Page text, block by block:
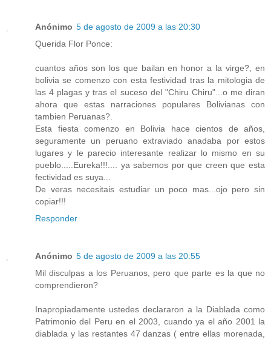
Anónimo 5 de agosto de 2009 a las 20:30
Querida Flor Ponce:
cuantos años son los que bailan en honor a la virge?, en
bolivia se comenzo con esta festividad tras la mitologia de
las 4 plagas y tras el suceso del "Chiru Chiru"...o me diran
ahora que estas narraciones populares Bolivianas con
tambien Peruanas?.
Esta fiesta comenzo en Bolivia hace cientos de años,
seguramente un peruano extraviado anadaba por estos
lugares y le parecio interesante realizar lo mismo en su
pueblo.....Eureka!!!.... ya sabemos por que creen que esta
fectividad es suya...
De veras necesitais estudiar un poco mas...ojo pero sin
copiar!!!
Responder
Anónimo 5 de agosto de 2009 a las 20:55
Mil disculpas a los Peruanos, pero que parte es la que no
comprendieron?
Inapropiadamente ustedes declararon a la Diablada como
Patrimonio del Peru en el 2003, cuando ya el año 2001 la
diablada y las restantes 47 danzas ( entre ellas morenada,